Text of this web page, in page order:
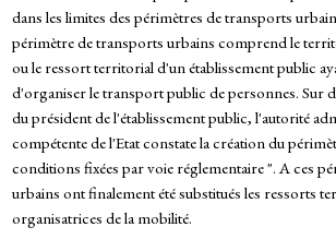
dans les limites des périmètres de transports
périmètre de transports urbains comprend le
ou le ressort territorial d'un établissement public
d'organiser le transport public de personnes. Sur
du président de l'établissement public, l'autorité
compétente de l'Etat constate la création du
conditions fixées par voie réglementaire ". A ces
urbains ont finalement été substitués les ressorts
organisatrices de la mobilité.